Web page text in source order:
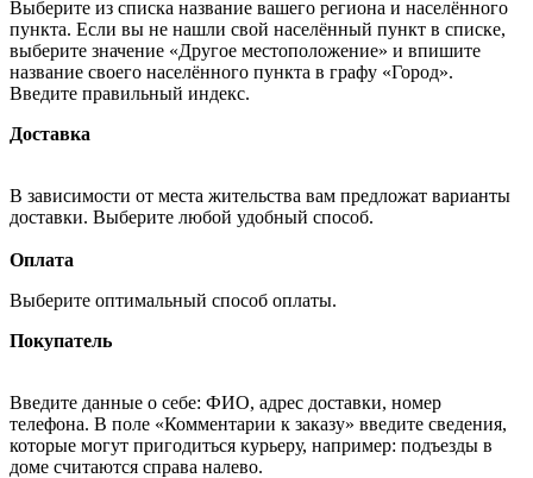
Выберите из списка название вашего региона и населённого
пункта. Если вы не нашли свой населённый пункт в списке,
выберите значение «Другое местоположение» и впишите
название своего населённого пункта в графу «Город».
Введите правильный индекс.
Доставка
В зависимости от места жительства вам предложат варианты
доставки. Выберите любой удобный способ.
Оплата
Выберите оптимальный способ оплаты.
Покупатель
Введите данные о себе: ФИО, адрес доставки, номер
телефона. В поле «Комментарии к заказу» введите сведения,
которые могут пригодиться курьеру, например: подъезды в
доме считаются справа налево.